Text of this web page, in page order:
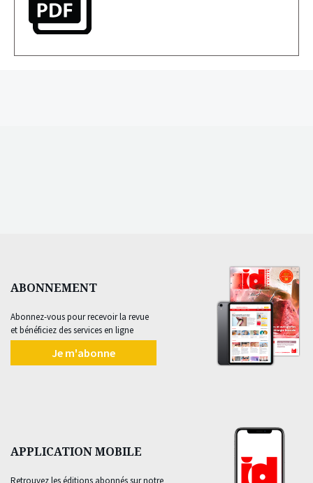
ABONNEMENT
Abonnez-vous pour recevoir la revue
et bénéficiez des services en ligne
Je m'abonne
APPLICATION MOBILE
Retrouvez les éditions abonnés sur notre